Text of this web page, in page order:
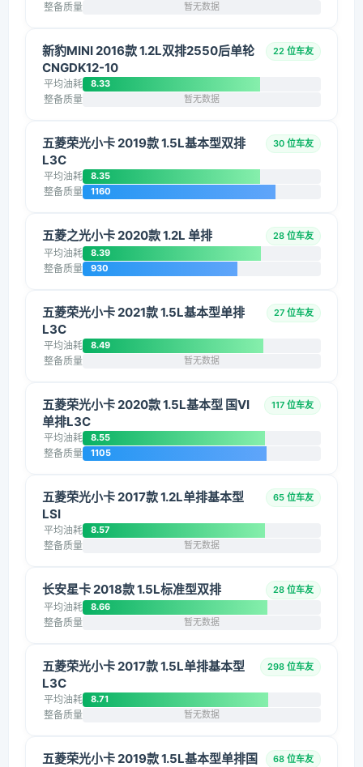
整备质量 暂无数据
新豹MINI 2016款 1.2L双排2550后单轮
CNGDK12-10
22 位车友
平均油耗 8.33
整备质量 暂无数据
五菱荣光小卡 2019款 1.5L基本型双排
L3C
30 位车友
平均油耗 8.35
整备质量 1160
五菱之光小卡 2020款 1.2L 单排 28 位车友
平均油耗 8.39
整备质量 930
五菱荣光小卡 2021款 1.5L基本型单排
L3C
27 位车友
平均油耗 8.49
整备质量 暂无数据
五菱荣光小卡 2020款 1.5L基本型 国VI
单排L3C
117 位车友
平均油耗 8.55
整备质量 1105
五菱荣光小卡 2017款 1.2L单排基本型
LSI
65 位车友
平均油耗 8.57
整备质量 暂无数据
长安星卡 2018款 1.5L标准型双排 28 位车友
平均油耗 8.66
整备质量 暂无数据
五菱荣光小卡 2017款 1.5L单排基本型
L3C
298 位车友
平均油耗 8.71
整备质量 暂无数据
五菱荣光小卡 2019款 1.5L基本型单排国
68 位车友